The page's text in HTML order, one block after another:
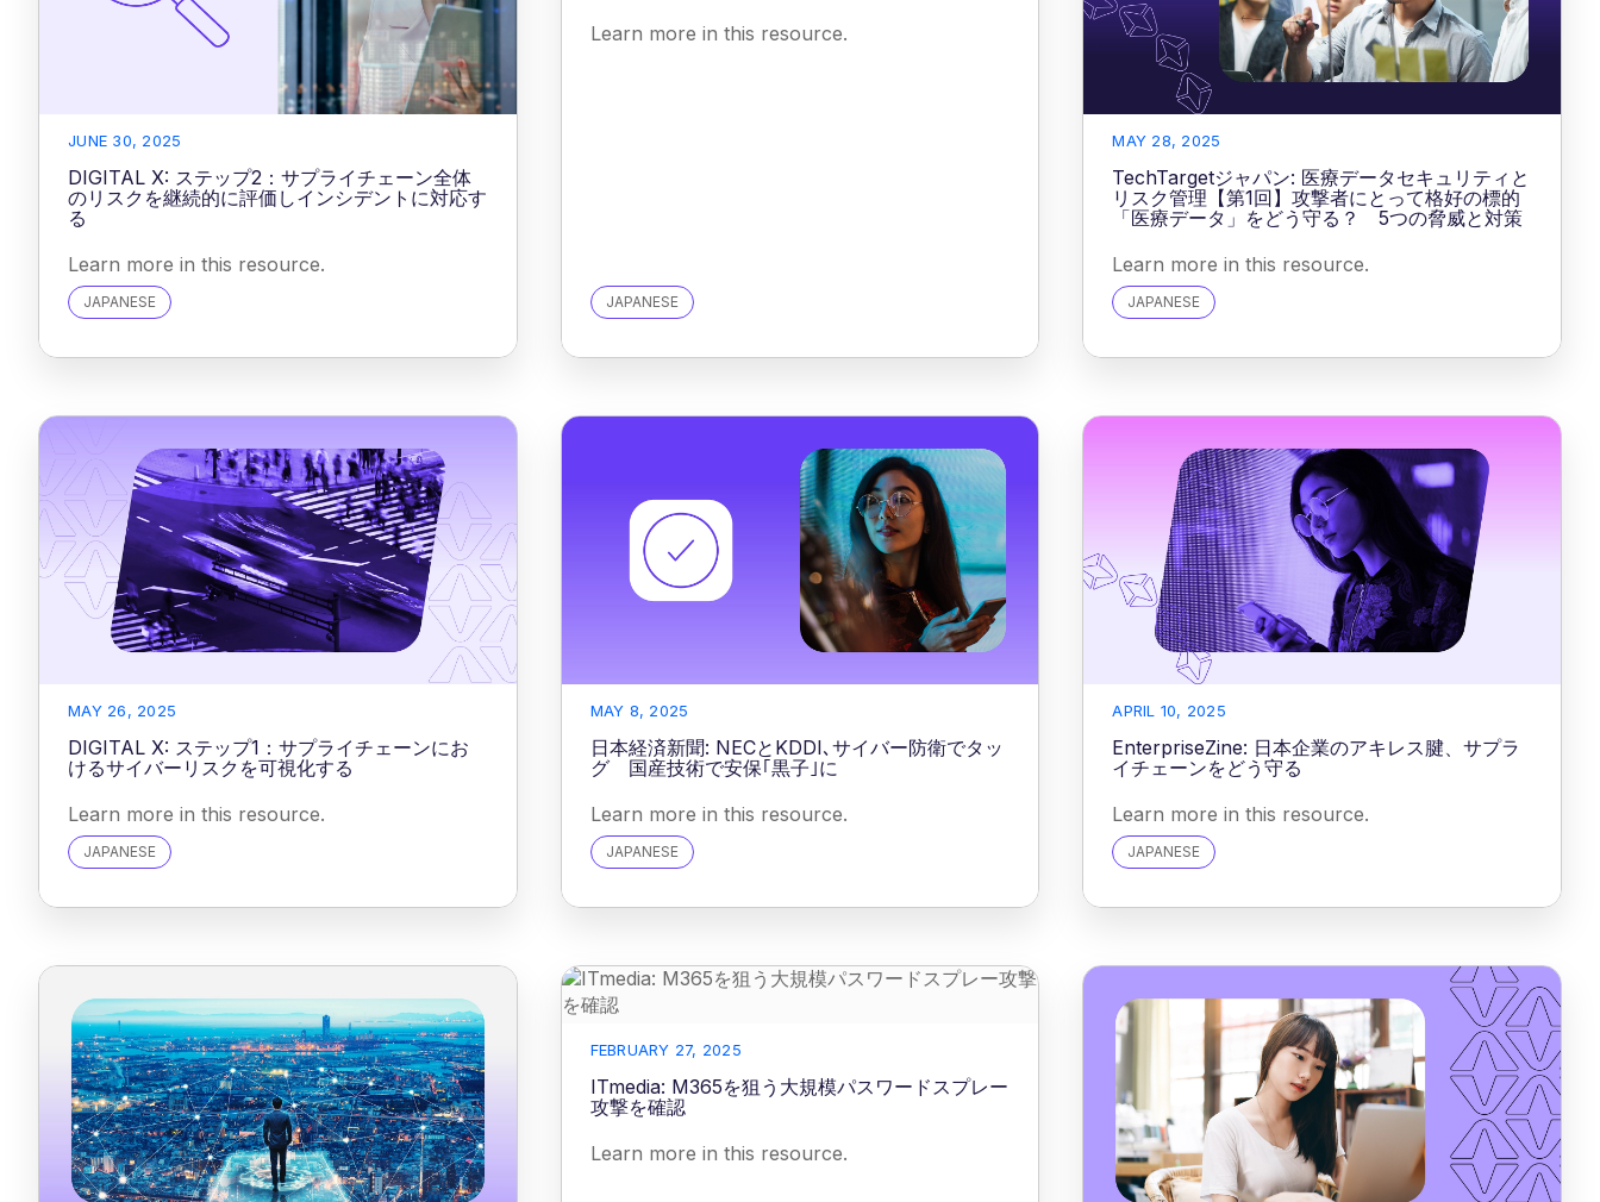
JUNE 30, 2025
DIGITAL X: ステップ2：サプライチェーン全体
のリスクを継続的に評価しインシデントに対応す
る
Learn more in this resource.
JAPANESE
Learn more in this resource.
JAPANESE
MAY 28, 2025
TechTargetジャパン: 医療データセキュリティと
リスク管理【第1回】攻撃者にとって格好の標的
「医療データ」をどう守る？ 5つの脅威と対策
Learn more in this resource.
JAPANESE
MAY 26, 2025
DIGITAL X: ステップ1：サプライチェーンにお
けるサイバーリスクを可視化する
Learn more in this resource.
JAPANESE
MAY 8, 2025
日本経済新聞: NECとKDDI､サイバー防衛でタッ
グ 国産技術で安保｢黒子｣に
Learn more in this resource.
JAPANESE
APRIL 10, 2025
EnterpriseZine: 日本企業のアキレス腱、サプラ
イチェーンをどう守る
Learn more in this resource.
JAPANESE
FEBRUARY 27, 2025
ITmedia: M365を狙う大規模パスワードスプレー
攻撃を確認
Learn more in this resource.